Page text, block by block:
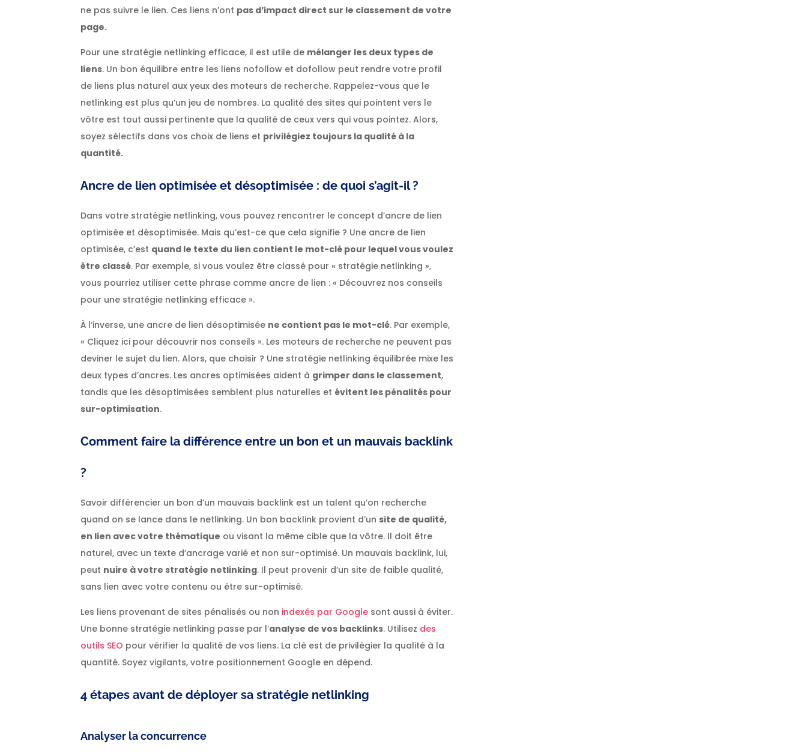
ne pas suivre le lien. Ces liens n’ont pas d’impact direct sur le classement de votre
page.
Pour une stratégie netlinking efficace, il est utile de mélanger les deux types de
liens. Un bon équilibre entre les liens nofollow et dofollow peut rendre votre profil
de liens plus naturel aux yeux des moteurs de recherche. Rappelez-vous que le
netlinking est plus qu’un jeu de nombres. La qualité des sites qui pointent vers le
vôtre est tout aussi pertinente que la qualité de ceux vers qui vous pointez. Alors,
soyez sélectifs dans vos choix de liens et privilégiez toujours la qualité à la
quantité.
Ancre de lien optimisée et désoptimisée : de quoi s’agit-il ?
Dans votre stratégie netlinking, vous pouvez rencontrer le concept d’ancre de lien
optimisée et désoptimisée. Mais qu’est-ce que cela signifie ? Une ancre de lien
optimisée, c’est quand le texte du lien contient le mot-clé pour lequel vous voulez
être classé. Par exemple, si vous voulez être classé pour « stratégie netlinking »,
vous pourriez utiliser cette phrase comme ancre de lien : « Découvrez nos conseils
pour une stratégie netlinking efficace ».
À l’inverse, une ancre de lien désoptimisée ne contient pas le mot-clé. Par exemple,
« Cliquez ici pour découvrir nos conseils ». Les moteurs de recherche ne peuvent pas
deviner le sujet du lien. Alors, que choisir ? Une stratégie netlinking équilibrée mixe les
deux types d’ancres. Les ancres optimisées aident à grimper dans le classement,
tandis que les désoptimisées semblent plus naturelles et évitent les pénalités pour
sur-optimisation.
Comment faire la différence entre un bon et un mauvais backlink
?
Savoir différencier un bon d’un mauvais backlink est un talent qu’on recherche
quand on se lance dans le netlinking. Un bon backlink provient d’un site de qualité,
en lien avec votre thématique ou visant la même cible que la vôtre. Il doit être
naturel, avec un texte d’ancrage varié et non sur-optimisé. Un mauvais backlink, lui,
peut nuire à votre stratégie netlinking. Il peut provenir d’un site de faible qualité,
sans lien avec votre contenu ou être sur-optimisé.
Les liens provenant de sites pénalisés ou non indexés par Google sont aussi à éviter.
Une bonne stratégie netlinking passe par l’analyse de vos backlinks. Utilisez des
outils SEO pour vérifier la qualité de vos liens. La clé est de privilégier la qualité à la
quantité. Soyez vigilants, votre positionnement Google en dépend.
4 étapes avant de déployer sa stratégie netlinking
Analyser la concurrence